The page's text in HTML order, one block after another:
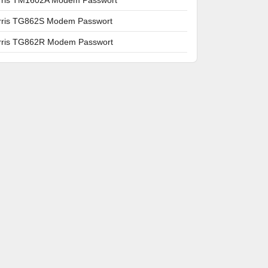
TG862S Modem Passwort
TG862R Modem Passwort